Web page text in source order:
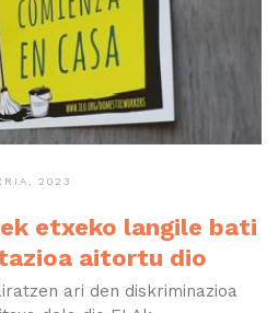
2023
etxeko langile bati
aitortu dio
ari den diskriminazioa